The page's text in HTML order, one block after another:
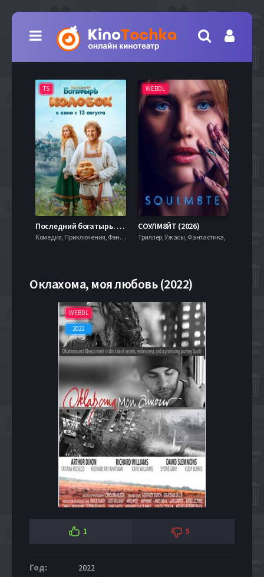
TS
Последний богатырь. Колобок (2026)
Комедия, Приключения, Фэнтези,
WEBDL
СОУЛМ8ЙТ (2026)
Триллер, Ужасы, Фантастика,
Оклахома, моя любовь (2022)
WEBDL
2022
1 5
Год: 2022